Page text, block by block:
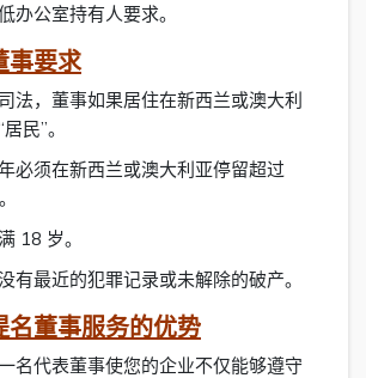
办公室持有人要求。
事要求
法，董事如果居住在新西兰或澳大利
民”。
必须在新西兰或澳大利亚停留超过
18 岁。
有最近的犯罪记录或未解除的破产。
名董事服务的优势
名代表董事使您的企业不仅能够遵守